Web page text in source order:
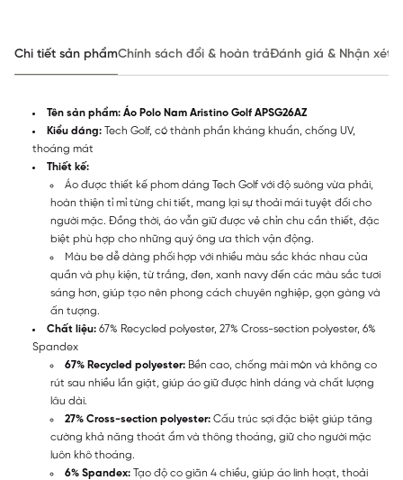
Chi tiết sản phẩmChính sách đổi & hoàn trảĐánh giá & Nhận xét
Tên sản phẩm: Áo Polo Nam Aristino Golf APSG26AZ
Kiểu dáng: Tech Golf, có thành phần kháng khuẩn, chống UV,
thoáng mát
Thiết kế:
Áo được thiết kế phom dáng Tech Golf với độ suông vừa phải,
hoàn thiện tỉ mỉ từng chi tiết, mang lại sự thoải mái tuyệt đối cho
người mặc. Đồng thời, áo vẫn giữ được vẻ chỉn chu cần thiết, đặc
biệt phù hợp cho những quý ông ưa thích vận động.
Màu be dễ dàng phối hợp với nhiều màu sắc khác nhau của
quần và phụ kiện, từ trắng, đen, xanh navy đến các màu sắc tươi
sáng hơn, giúp tạo nên phong cách chuyên nghiệp, gọn gàng và
ấn tượng.
Chất liệu: 67% Recycled polyester, 27% Cross-section polyester, 6%
Spandex
67% Recycled polyester: Bền cao, chống mài mòn và không co
rút sau nhiều lần giặt, giúp áo giữ được hình dáng và chất lượng
lâu dài.
27% Cross-section polyester: Cấu trúc sợi đặc biệt giúp tăng
cường khả năng thoát ẩm và thông thoáng, giữ cho người mặc
luôn khô thoáng.
6% Spandex: Tạo độ co giãn 4 chiều, giúp áo linh hoạt, thoải